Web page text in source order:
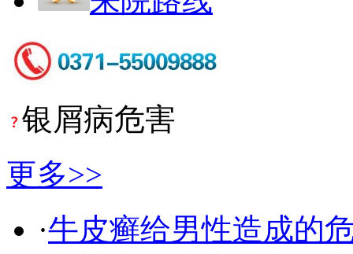
银屑病危害
更多>>
·牛皮癣给男性造成的